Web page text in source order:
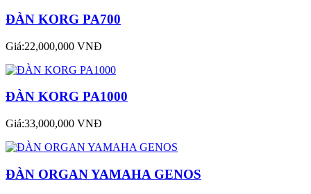
ĐÀN KORG PA700
Giá:22,000,000 VNĐ
ĐÀN KORG PA1000
Giá:33,000,000 VNĐ
ĐÀN ORGAN YAMAHA GENOS